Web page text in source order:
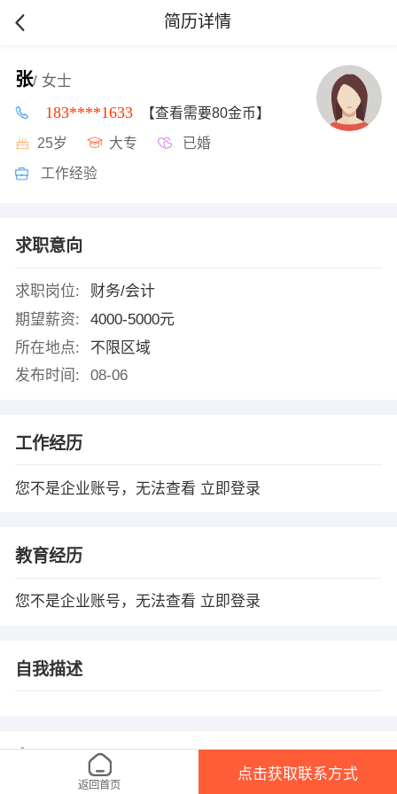
简历详情
张/ 女士
183****1633 【查看需要80金币】
25岁 大专 已婚
工作经验
求职意向
求职岗位:
财务/会计
期望薪资:
4000-5000元
所在地点:
不限区域
发布时间:
08-06
工作经历
您不是企业账号，无法查看 立即登录
教育经历
您不是企业账号，无法查看 立即登录
自我描述
1、本平台仅供信息发布，任何收取押金、保证金均有可能涉 及诈骗，请微友
返回首页
点击获取联系方式